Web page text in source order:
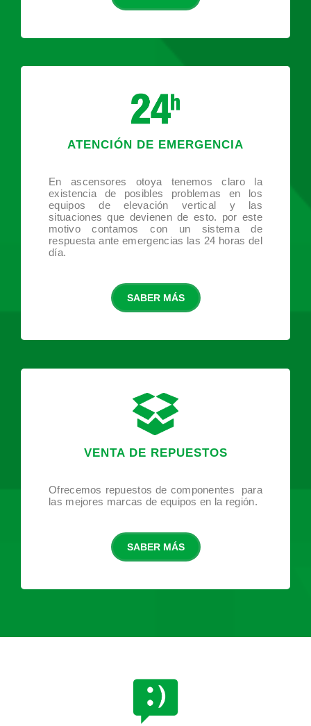
ATENCIÓN DE EMERGENCIA
En ascensores otoya tenemos claro la
existencia de posibles problemas en los
equipos de elevación vertical y las
situaciones que devienen de esto. por este
motivo contamos con un sistema de
respuesta ante emergencias las 24 horas del
día.
SABER MÁS
VENTA DE REPUESTOS
Ofrecemos repuestos de componentes
para
las mejores marcas de equipos en la región.
SABER MÁS